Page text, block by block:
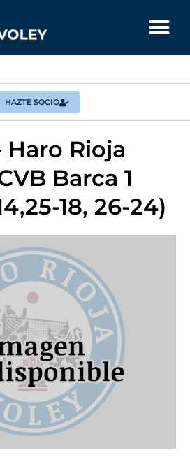
HAZTE SOCIO
Haro Rioja
Barca 1
18, 26-24)